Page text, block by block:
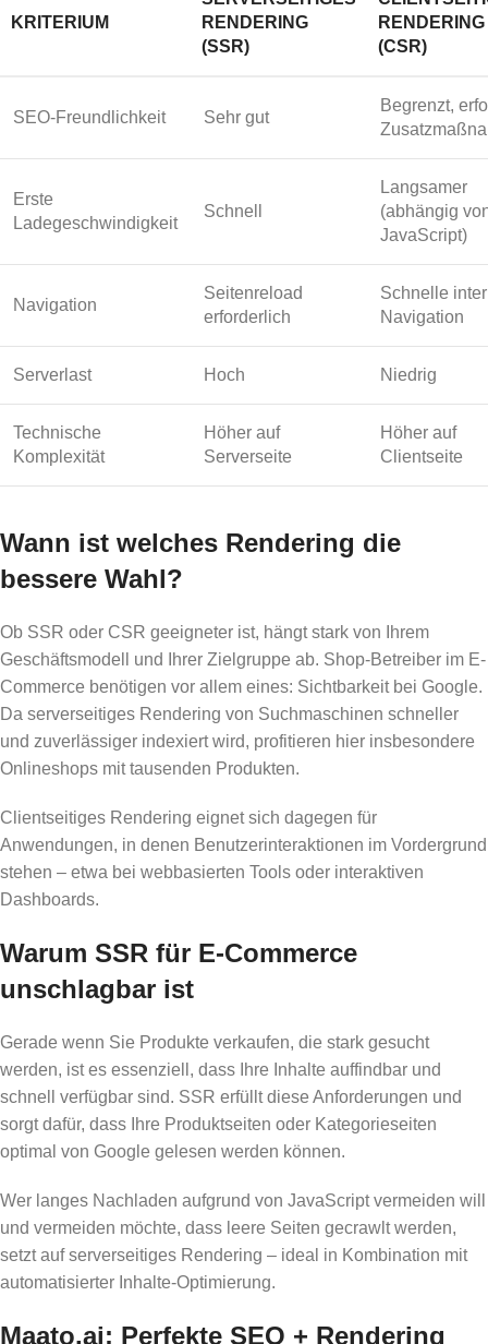
KRITERIUM
RENDERING
(SSR)
RENDERING
(CSR)
SEO-Freundlichkeit Sehr gut
Begrenzt,
Erste
Ladegeschwindigkeit
Schnell
Langsamer
(abhängig
JavaScript)
Navigation
Seitenreload
erforderlich
Schnelle
Navigation
Serverlast Hoch Niedrig
Technische
Komplexität
Höher auf
Serverseite
Höher auf
Clientseite
Wann ist welches Rendering die
bessere Wahl?
Ob SSR oder CSR geeigneter ist, hängt stark von Ihrem
Geschäftsmodell und Ihrer Zielgruppe ab. Shop-Betreiber im E-
Commerce benötigen vor allem eines: Sichtbarkeit bei Google.
Da serverseitiges Rendering von Suchmaschinen schneller
und zuverlässiger indexiert wird, profitieren hier insbesondere
Onlineshops mit tausenden Produkten.
Clientseitiges Rendering eignet sich dagegen für
Anwendungen, in denen Benutzerinteraktionen im Vordergrund
stehen – etwa bei webbasierten Tools oder interaktiven
Dashboards.
Warum SSR für E-Commerce
unschlagbar ist
Gerade wenn Sie Produkte verkaufen, die stark gesucht
werden, ist es essenziell, dass Ihre Inhalte auffindbar und
schnell verfügbar sind. SSR erfüllt diese Anforderungen und
sorgt dafür, dass Ihre Produktseiten oder Kategorieseiten
optimal von Google gelesen werden können.
Wer langes Nachladen aufgrund von JavaScript vermeiden will
und vermeiden möchte, dass leere Seiten gecrawlt werden,
setzt auf serverseitiges Rendering – ideal in Kombination mit
automatisierter Inhalte-Optimierung.
Maato.ai: Perfekte SEO + Rendering